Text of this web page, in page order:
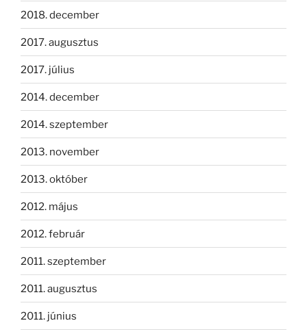
2018. december
2017. augusztus
2017. július
2014. december
2014. szeptember
2013. november
2013. október
2012. május
2012. február
2011. szeptember
2011. augusztus
2011. június